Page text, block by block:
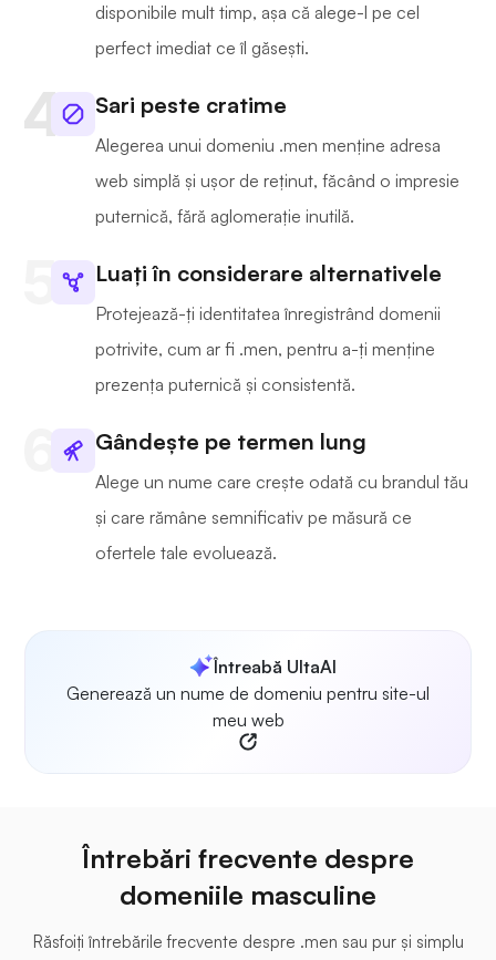
disponibile mult timp, așa că alege-l pe cel
perfect imediat ce îl găsești.
Sari peste cratime
Alegerea unui domeniu .men menține adresa
web simplă și ușor de reținut, făcând o impresie
puternică, fără aglomerație inutilă.
Luați în considerare alternativele
Protejează-ți identitatea înregistrând domenii
potrivite, cum ar fi .men, pentru a-ți menține
prezența puternică și consistentă.
Gândește pe termen lung
Alege un nume care crește odată cu brandul tău
și care rămâne semnificativ pe măsură ce
ofertele tale evoluează.
Întreabă UltaAI
Generează un nume de domeniu pentru site-ul
meu web
Întrebări frecvente despre
domeniile masculine
Răsfoiți întrebările frecvente despre .men sau pur și simplu